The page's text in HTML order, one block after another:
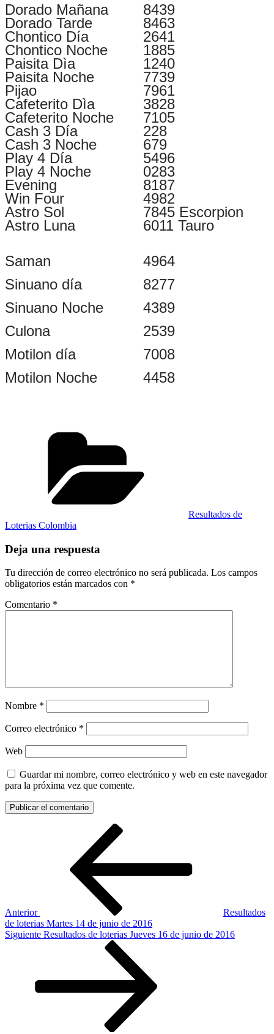
Dorado Mañana
8439
Dorado Tarde
8463
Chontico Día
2641
Chontico Noche
1885
Paisita Dìa
1240
Paisita Noche
7739
Pijao
7961
Cafeterito Dìa
3828
Cafeterito Noche
7105
Cash 3 Día
228
Cash 3 Noche
679
Play 4 Día
5496
Play 4 Noche
0283
Evening
8187
Win Four
4982
Astro Sol
7845 Escorpion
Astro Luna
6011 Tauro
Saman
Sinuano día
Sinuano Noche
Culona
Motilon día
Motilon Noche
4964
8277
4389
2539
7008
4458
Resultados de
Loterias Colombia
Deja una respuesta
Tu dirección de correo electrónico no será publicada. Los campos
obligatorios están marcados con *
Comentario *
Nombre *
Correo electrónico *
Web
Guardar mi nombre, correo electrónico y web en este navegador
para la próxima vez que comente.
Anterior
Resultados
de loterias Martes 14 de junio de 2016
Siguiente
Siguiente Resultados de loterias Jueves 16 de junio de 2016